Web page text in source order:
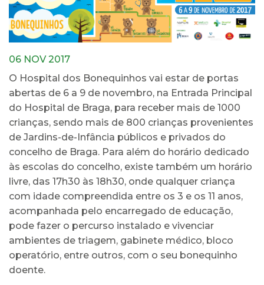
06 NOV 2017
O Hospital dos Bonequinhos vai estar de portas
abertas de 6 a 9 de novembro, na Entrada Principal
do Hospital de Braga, para receber mais de 1000
crianças, sendo mais de 800 crianças provenientes
de Jardins-de-Infância públicos e privados do
concelho de Braga. Para além do horário dedicado
às escolas do concelho, existe também um horário
livre, das 17h30 às 18h30, onde qualquer criança
com idade compreendida entre os 3 e os 11 anos,
acompanhada pelo encarregado de educação,
pode fazer o percurso instalado e vivenciar
ambientes de triagem, gabinete médico, bloco
operatório, entre outros, com o seu bonequinho
doente.